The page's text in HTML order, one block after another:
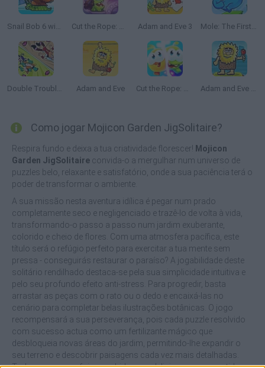
Snail Bob 6 winter story Cut the Rope: Time Travel Adam and Eve 3 Mole: The First Scavenge
Double Trouble in Mirror Castle Adam and Eve Cut the Rope: Magic Adam and Eve 5: Part 1
Como jogar Mojicon Garden JigSolitaire?
Respira fundo e deixa a tua criatividade florescer! Mojicon
Garden JigSolitaire convida-o a mergulhar num universo de
puzzles belo, relaxante e satisfatório, onde a sua paciência terá o
poder de transformar o ambiente.
A sua missão nesta aventura idílica é pegar num prado
completamente seco e negligenciado e trazê-lo de volta à vida,
transformando-o passo a passo num jardim exuberante,
colorido e cheio de flores. Com uma atmosfera pacífica, este
título será o refúgio perfeito para exercitar a tua mente sem
pressa - conseguirás restaurar o paraíso? A jogabilidade deste
solitário rendilhado destaca-se pela sua simplicidade intuitiva e
pelo seu profundo efeito anti-stress. Para progredir, basta
arrastar as peças com o rato ou o dedo e encaixá-las no
cenário para completar belas ilustrações botânicas. O jogo
recompensará a sua perseverança, pois cada puzzle resolvido
com sucesso actua como um fertilizante mágico que
desbloqueia novas áreas do jardim, permitindo-lhe expandir o
seu terreno e descobrir paisagens cada vez mais detalhadas.